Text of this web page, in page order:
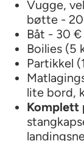
Vugge,
bøtte -
Båt - 30
Boilies (5
Partikkel
lite bord,
Komplett